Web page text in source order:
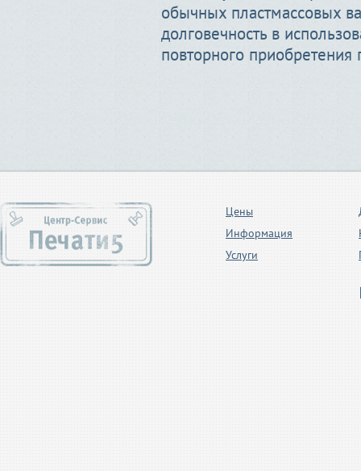
обычных пластмассовых
долговечность в
повторного приобретения
Цены
Информация
Услуги